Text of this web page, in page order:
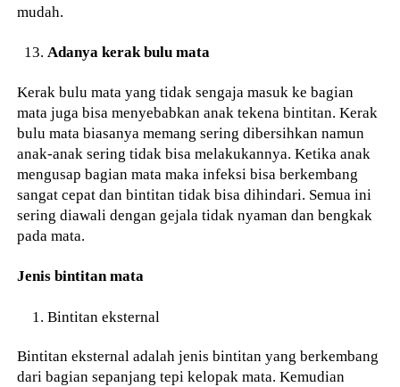
mudah.
Adanya kerak bulu mata
Kerak bulu mata yang tidak sengaja masuk ke bagian
mata juga bisa menyebabkan anak tekena bintitan. Kerak
bulu mata biasanya memang sering dibersihkan namun
anak-anak sering tidak bisa melakukannya. Ketika anak
mengusap bagian mata maka infeksi bisa berkembang
sangat cepat dan bintitan tidak bisa dihindari. Semua ini
sering diawali dengan gejala tidak nyaman dan bengkak
pada mata.
Jenis bintitan mata
Bintitan eksternal
Bintitan eksternal adalah jenis bintitan yang berkembang
dari bagian sepanjang tepi kelopak mata. Kemudian